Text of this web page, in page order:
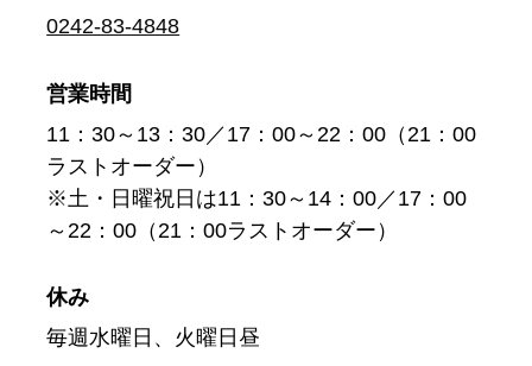
0242-83-4848
営業時間
11：30～13：30／17：00～22：00（21：00
ラストオーダー）
※土・日曜祝日は11：30～14：00／17：00
～22：00（21：00ラストオーダー）
休み
毎週水曜日、火曜日昼